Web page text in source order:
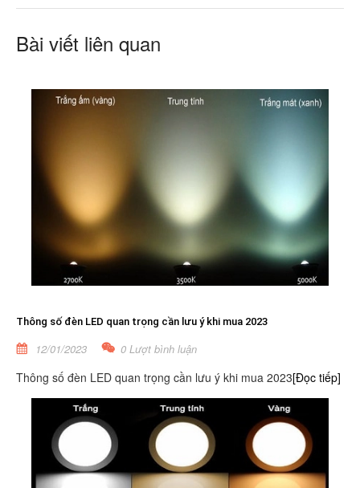
Bài viết liên quan
Thông số đèn LED quan trọng cần lưu ý khi mua 2023
12/01/2023 0 Lượt bình luận
Thông số đèn LED quan trọng cần lưu ý khi mua 2023[Đọc tiếp]